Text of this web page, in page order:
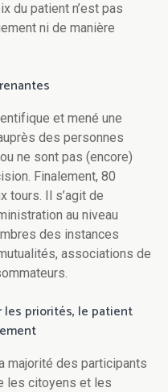
du patient n’est pas
ni de manière
et mené une
des personnes
ne sont pas (encore)
Finalement, 80
tours. Il s’agit de
au niveau
des instances
associations de
priorités, le patient
majorité des participants
les citoyens et les